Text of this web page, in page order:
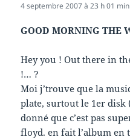
4 septembre 2007 à 23 h 01 min
GOOD MORNING THE
Hey you ! Out there in
!… ?
Moi j’trouve que la
plate, surtout le 1er disk
donné que c’est pas
floyd. en fait l’album en